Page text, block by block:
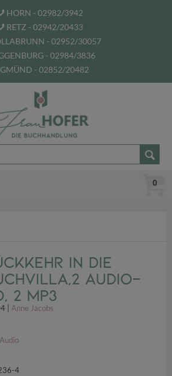
HORN - 02982/3942
RETZ - 02942/20433
- 02952/30057
- 02984/3836
GMÜND - 02852/20482
0
in die
Audio-
2 MP3
| Anne Jacobs
4